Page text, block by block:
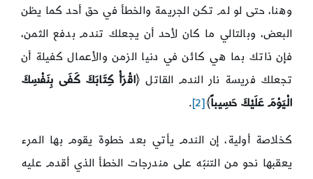
وهنا، حتى لو لم تكن الجريمة والخطأ في حق أحد كما يظن
البعض، وبالتالي ما كان لأحد أن يجعلك تندم بدفع الثمن،
فإن ذاتك بما هي كائن في دنيا الزمن والأعمال كفيلة أن
تجعلك فريسة نار الندم القاتل ﴿اقْرَأْ كِتَابَكَ كَفَى بِنَفْسِكَ
الْيَوْمَ عَلَيْكَ حَسِيباً﴾ [2]
.
كخلاصة أولية، إن الندم يأتي بعد خطوة يقوم بها المرء
يعقبها نحو من التنبّه على مندرجات الخطأ الذي أقدم عليه